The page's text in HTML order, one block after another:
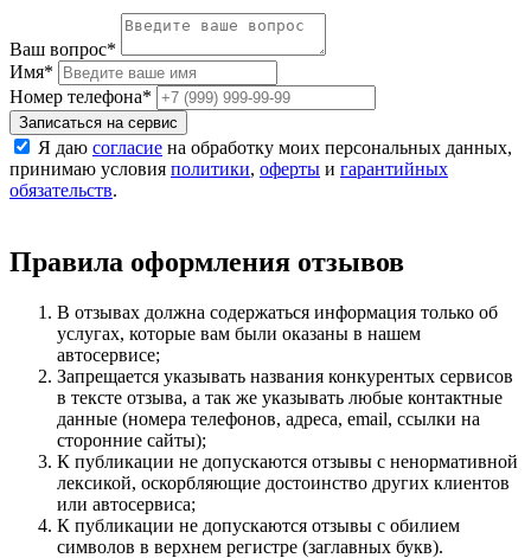
Ваш вопрос*
Имя*
Номер телефона*
Записаться на сервис
Я даю согласие на обработку моих персональных данных,
принимаю условия политики, оферты и гарантийных
обязательств.
Правила оформления отзывов
В отзывах должна содержаться информация только об
услугах, которые вам были оказаны в нашем
автосервисе;
Запрещается указывать названия конкурентых сервисов
в тексте отзыва, а так же указывать любые контактные
данные (номера телефонов, адреса, email, ссылки на
сторонние сайты);
К публикации не допускаются отзывы с ненормативной
лексикой, оскорбляющие достоинство других клиентов
или автосервиса;
К публикации не допускаются отзывы с обилием
символов в верхнем регистре (заглавных букв).